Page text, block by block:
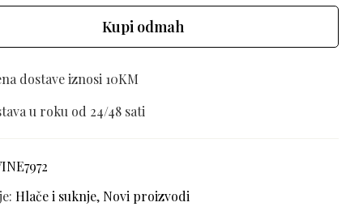
Kupi odmah
dostave iznosi 10KM
u roku od 24/48 sati
Hlače i suknje, Novi proizvodi